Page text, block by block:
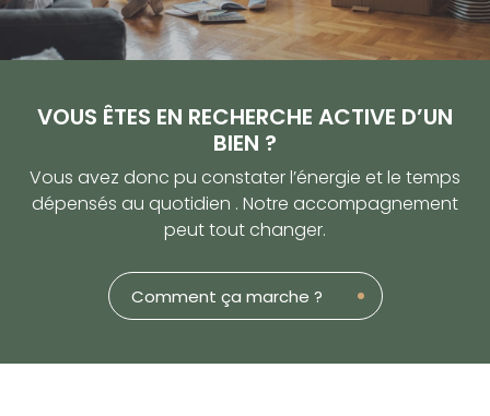
VOUS ÊTES EN RECHERCHE ACTIVE D’UN
BIEN ?
Vous avez donc pu constater l’énergie et le temps
dépensés au quotidien . Notre accompagnement
peut tout changer.
Comment ça marche ?